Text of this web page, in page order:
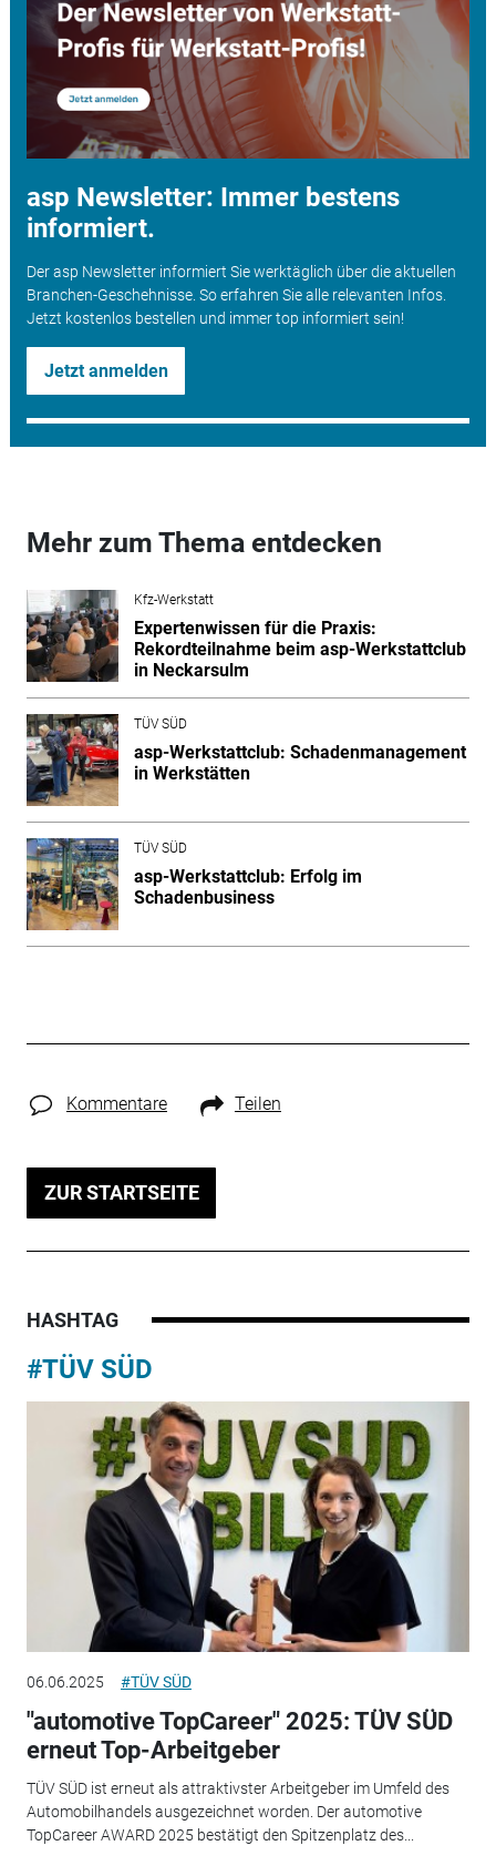
asp Newsletter: Immer bestens
informiert.
Der asp Newsletter informiert Sie werktäglich über die aktuellen
Branchen-Geschehnisse. So erfahren Sie alle relevanten Infos.
Jetzt kostenlos bestellen und immer top informiert sein!
Jetzt anmelden
Mehr zum Thema entdecken
Kfz-Werkstatt
Expertenwissen für die Praxis:
Rekordteilnahme beim asp-Werkstattclub
in Neckarsulm
TÜV SÜD
asp-Werkstattclub: Schadenmanagement
in Werkstätten
TÜV SÜD
asp-Werkstattclub: Erfolg im
Schadenbusiness
Kommentare Teilen
ZUR STARTSEITE
HASHTAG
#TÜV SÜD
06.06.2025 #TÜV SÜD
"automotive TopCareer" 2025: TÜV SÜD
erneut Top-Arbeitgeber
TÜV SÜD ist erneut als attraktivster Arbeitgeber im Umfeld des
Automobilhandels ausgezeichnet worden. Der automotive
TopCareer AWARD 2025 bestätigt den Spitzenplatz des...